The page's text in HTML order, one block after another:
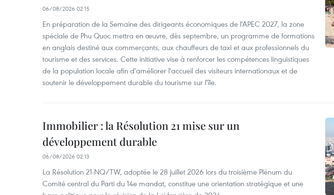
06/08/2026 02:15
En préparation de la Semaine des dirigeants économiques de l'APEC 2027, la zone
spéciale de Phu Quoc mettra en œuvre, dès septembre, un programme de formations
en anglais destiné aux commerçants, aux chauffeurs de taxi et aux professionnels du
tourisme et des services. Cette initiative vise à renforcer les compétences linguistiques
de la population locale afin d'améliorer l'accueil des visiteurs internationaux et de
soutenir le développement durable du tourisme sur l'île.
Immobilier : la Résolution 21 mise sur un
développement durable
06/08/2026 02:13
La Résolution 21-NQ/TW, adoptée le 28 juillet 2026 lors du troisième Plénum du
Comité central du Parti du 14e mandat, constitue une orientation stratégique et une